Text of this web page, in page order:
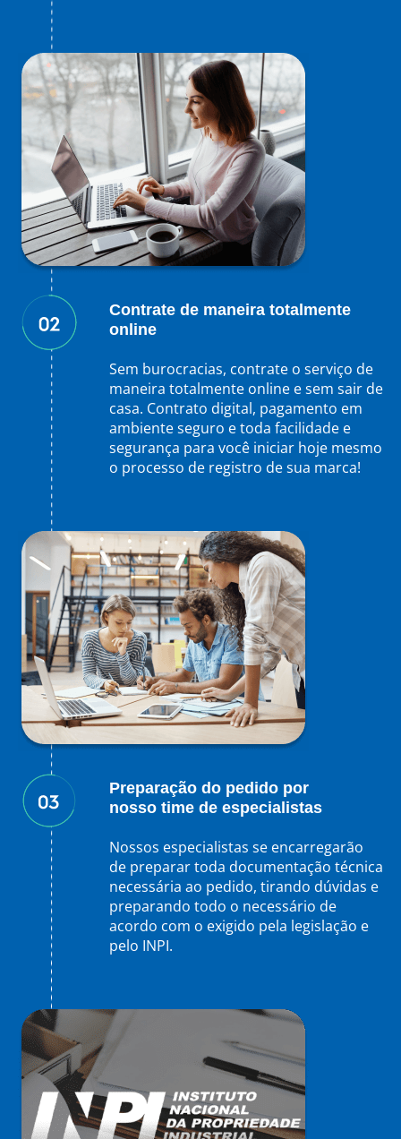
Contrate de maneira totalmente
online
Sem burocracias, contrate o serviço de
maneira totalmente online e sem sair de
casa. Contrato digital, pagamento em
ambiente seguro e toda facilidade e
segurança para você iniciar hoje mesmo
o processo de registro de sua marca!
Preparação do pedido por
nosso time de especialistas
Nossos especialistas se encarregarão
de preparar toda documentação técnica
necessária ao pedido, tirando dúvidas e
preparando todo o necessário de
acordo com o exigido pela legislação e
pelo INPI.